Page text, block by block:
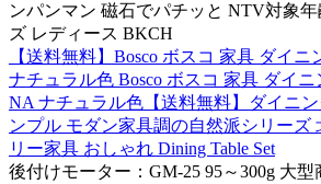
ンパンマン 磁石でパチッと NTV対象
ズ レディース BKCH
【送料無料】Bosco ボスコ 家具 ダイニ
ナチュラル色 Bosco ボスコ 家具 ダイ
NA ナチュラル色【送料無料】ダイニ
ンプル モダン家具調の自然派シリーズ
リー家具 おしゃれ Dining Table Set
後付けモーター：GM-25 95～300g 大